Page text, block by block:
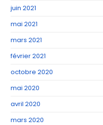
juin 2021
mai 2021
mars 2021
février 2021
octobre 2020
mai 2020
avril 2020
mars 2020